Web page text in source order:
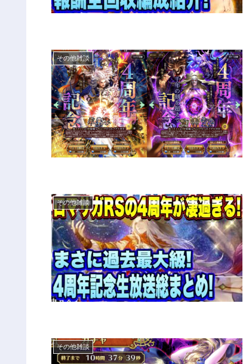
その他雑談
その他雑談
その他雑談